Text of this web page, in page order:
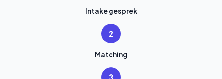
Intake gesprek
2
Matching
3